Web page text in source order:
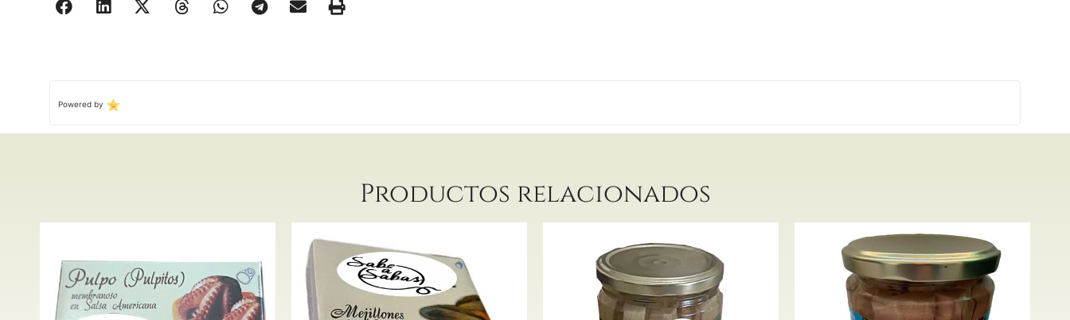
Powered by
Productos relacionados